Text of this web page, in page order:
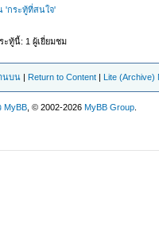
'กระทู้ที่สนใจ'
ะทู้นี้: 1 ผู้เยี่ยมชม
นบน | Return to Content | Lite (Archive)
MyBB , © 2002-2026MyBB Group